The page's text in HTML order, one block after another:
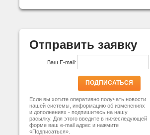
Отправить заявку
Ваш E-mail:
ПОДПИСАТЬСЯ
Если вы хотите оперативно получать новости
нашей системы, информацию об изменениях
и дополнениях - подпишитесь на нашу
расылку. Для этого введите в нижеследующей
форме ваш e-mail адрес и нажмите
«Подписаться».